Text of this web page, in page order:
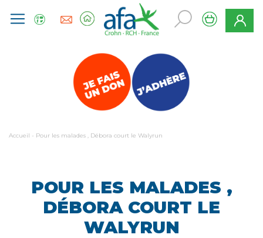
Accueil - Pour les malades , Débora court le Walyrun
POUR LES MALADES ,
DÉBORA COURT LE
WALYRUN